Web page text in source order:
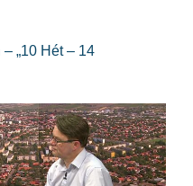
„10 Hét – 14